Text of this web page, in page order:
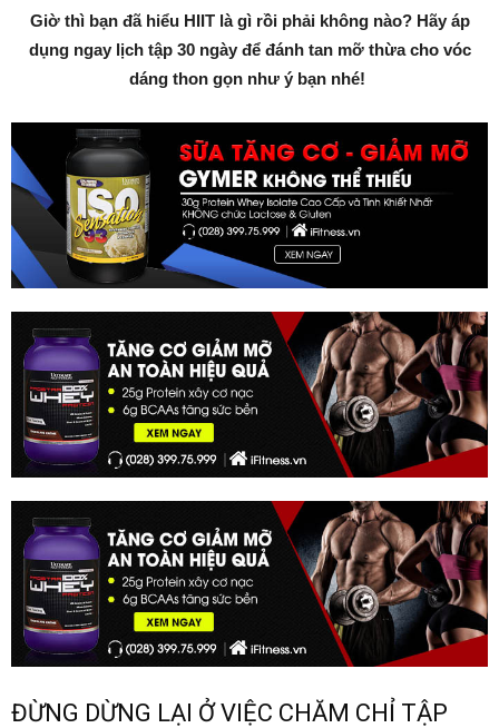
Giờ thì bạn đã hiểu HIIT là gì rồi phải không nào? Hãy áp
dụng ngay lịch tập 30 ngày để đánh tan mỡ thừa cho vóc
dáng thon gọn như ý bạn nhé!
ĐỪNG DỪNG LẠI Ở VIỆC CHĂM CHỈ TẬP